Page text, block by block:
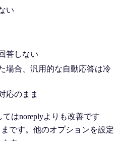
い
答しない
場合、汎用的な自動応答は冷
応のまま
はnoreplyよりも改善です
です。他のオプションを設定